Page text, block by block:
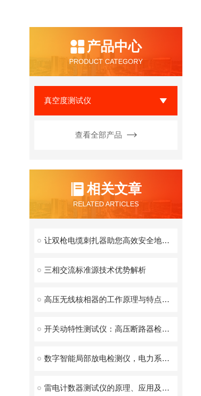
产品中心
PRODUCT CATEGORY
真空度测试仪
查看全部产品
相关文章
RELATED ARTICLES
让双枪电缆刺扎器助您高效安全地施工
三相交流标准源技术优势解析
高压无线核相器的工作原理与特点解析
开关动特性测试仪：高压断路器检测的得力助手
数字智能局部放电检测仪，电力系统的绝缘状态守护者
雷电计数器测试仪的原理、应用及注意事项